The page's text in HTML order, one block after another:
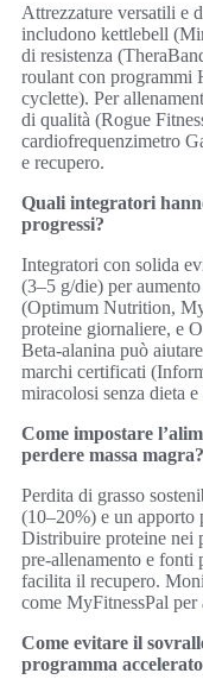
Attrezzature versatili e
includono kettlebell
di resistenza
roulant con programmi
cyclette). Per
di qualità (Rogue
cardiofrequenzimetro
e recupero.
Quali integratori
progressi?
Integratori con solida
(3–5 g/die) per
(Optimum Nutrition,
proteine giornaliere, e
Beta‑alanina può
marchi certificati
miracolosi senza dieta
Come impostare
perdere massa magra?
Perdita di grasso
(10–20%) e un apporto
Distribuire proteine nei
pre-allenamento e fonti
facilita il recupero.
come MyFitnessPal
Come evitare il
programma